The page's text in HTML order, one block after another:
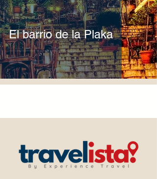
El barrio de la Plaka